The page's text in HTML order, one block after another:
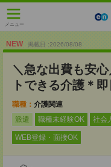
メニュー
NEW 掲載日 :2026/08/08
＼急な出費も安
トできる介護＊
職種： 介護関連
派遣
職種未経験OK 社会
WEB登録・面接OK